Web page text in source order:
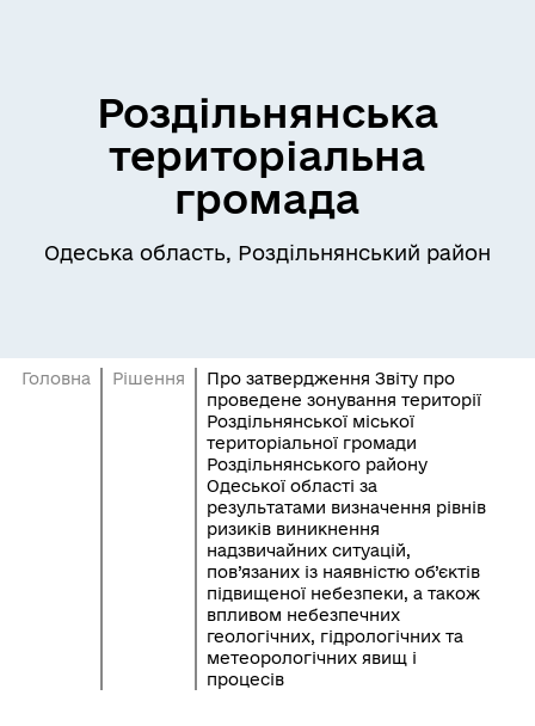
Роздільнянська
територіальна
громада
Одеська область, Роздільнянський район
Головна Рішення
Про затвердження Звіту про
проведене зонування території
Роздільнянської міської
територіальної громади
Роздільнянського району
Одеської області за
результатами визначення рівнів
ризиків виникнення
надзвичайних ситуацій,
пов’язаних із наявністю об’єктів
підвищеної небезпеки, а також
впливом небезпечних
геологічних, гідрологічних та
метеорологічних явищ і
процесів